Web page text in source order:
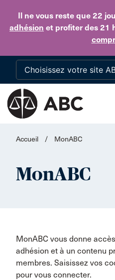
Il ne vous reste que 22
adhésion et profiter des 21
Accueil / MonABC
MonABC
MonABC vous donne
adhésion et à un contenu
membres. Saisissez vos
pour vous connecter.